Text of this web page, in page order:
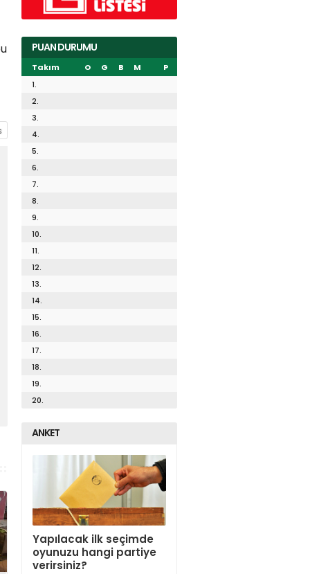
PUAN DURUMU
Takım O G B M
P
1.
2.
3.
4.
5.
6.
7.
8.
9.
10.
11.
12.
13.
14.
15.
16.
17.
18.
19.
20.
ANKET
Yapılacak ilk seçimde
oyunuzu hangi partiye
verirsiniz?